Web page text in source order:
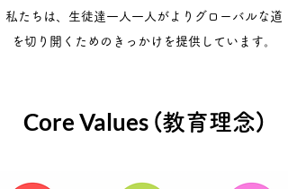
私たちは、生徒達一人一人がよりグローバルな道
を切り開くためのきっかけを提供しています。
Core Values (教育理念)